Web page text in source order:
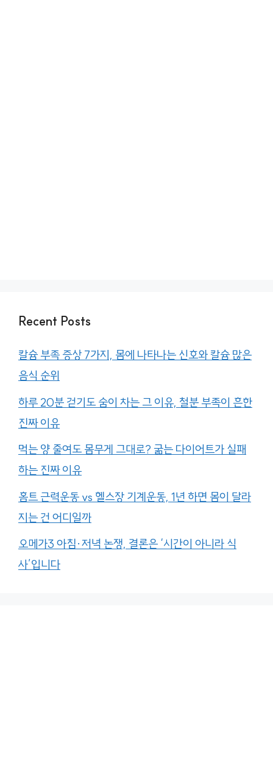
Recent Posts
칼슘 부족 증상 7가지, 몸에 나타나는 신호와 칼슘 많은
음식 순위
하루 20분 걷기도 숨이 차는 그 이유, 철분 부족이 흔한
진짜 이유
먹는 양 줄여도 몸무게 그대로? 굶는 다이어트가 실패
하는 진짜 이유
홈트 근력운동 vs 헬스장 기계운동, 1년 하면 몸이 달라
지는 건 어디일까
오메가3 아침·저녁 논쟁, 결론은 ‘시간이 아니라 식
사’입니다